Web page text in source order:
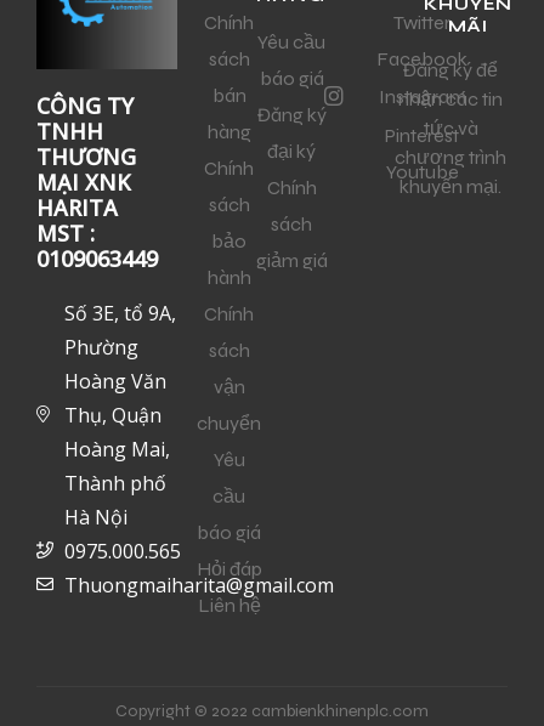
CÔNG TY
TNHH
THƯƠNG
MẠI XNK
HARITA
MST :
0109063449
Số 3E, tổ 9A,
Phường
Hoàng Văn
Thụ, Quận
Hoàng Mai,
Thành phố
Hà Nội
0975.000.565
Thuongmaiharita@gmail.com
Chính
sách
bán
hàng
Chính
sách
bảo
hành
Chính
sách
vận
chuyển
Yêu
cầu
báo giá
Hỏi đáp
Liên hệ
Yêu cầu
báo giá
Đăng ký
đại ký
Chính
sách
giảm giá
Twitter
Facebook
Instagram
Pinterest
Youtube
KHUYẾN
MÃI
Đăng ký để
nhận các tin
tức và
chương trình
khuyến mại.
Copyright © 2022 cambienkhinenplc.com